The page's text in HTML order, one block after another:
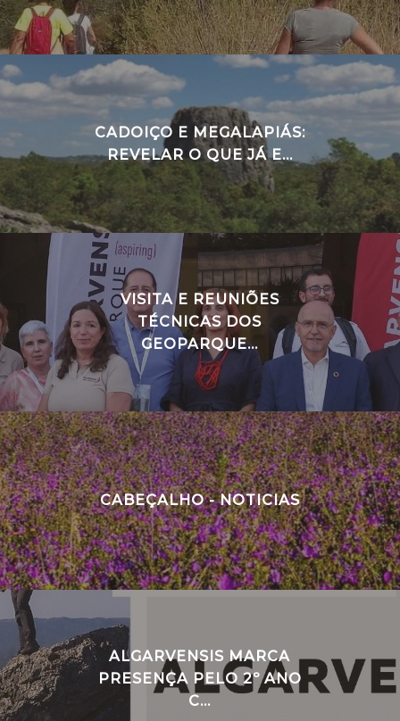
CADOIÇO E MEGALAPIÁS:
REVELAR O QUE JÁ E...
VISITA E REUNIÕES
TÉCNICAS DOS
GEOPARQUE...
CABEÇALHO - NOTICIAS
ALGARVENSIS MARCA
PRESENÇA PELO 2º ANO
C...